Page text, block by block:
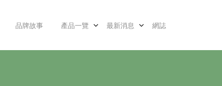
品牌故事 產品一覽 最新消息 網誌